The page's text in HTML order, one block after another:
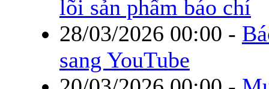
lõi sản phẩm báo chí
28/03/2026 00:00 -
sang YouTube